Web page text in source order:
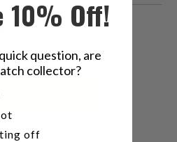
this
on
questo
su
this
to
10% Off!
question, are
collector?
collector?
off